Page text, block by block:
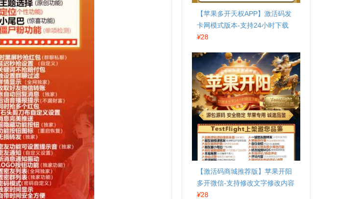
【苹果多开天权APP】激活码发
卡网模式版本-支持24小时下载
¥28
【激活码商城推荐版】苹果开阳
多开微信-支持修改文字修改内容
¥28